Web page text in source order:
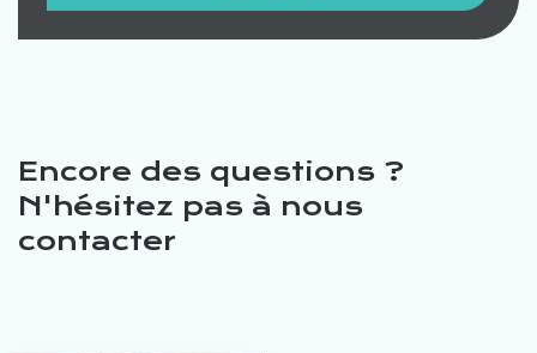
Encore des questions ?
N'hésitez pas à nous
contacter